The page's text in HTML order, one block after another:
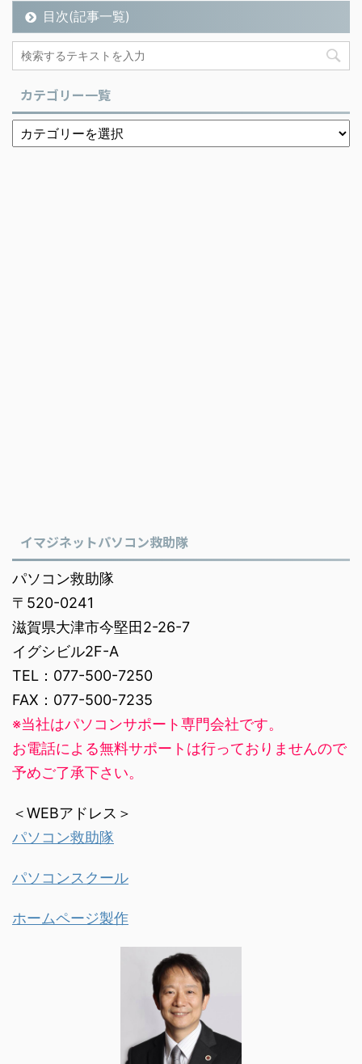
目次(記事一覧)
カテゴリー一覧
イマジネットパソコン救助隊
パソコン救助隊
〒520-0241
滋賀県大津市今堅田2-26-7
イグシビル2F-A
TEL：077-500-7250
FAX：077-500-7235
※当社はパソコンサポート専門会社です。
お電話による無料サポートは行っておりませんので
予めご了承下さい。
＜WEBアドレス＞
パソコン救助隊
パソコンスクール
ホームページ製作